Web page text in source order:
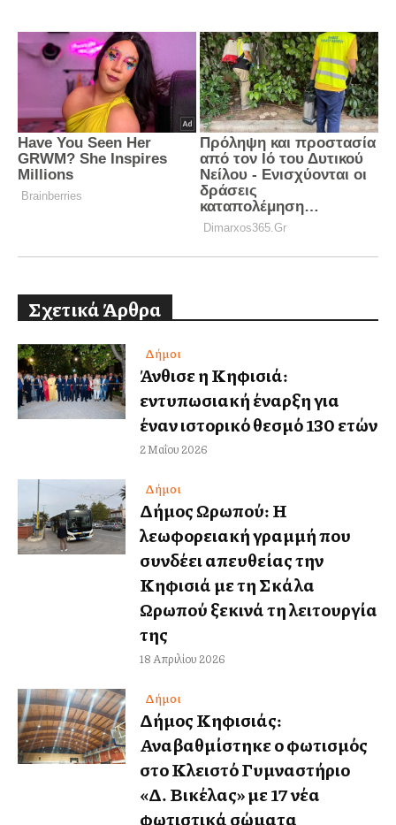
Σχετικά Άρθρα
Δήμοι
Άνθισε η Κηφισιά:
εντυπωσιακή έναρξη για
έναν ιστορικό θεσμό 130 ετών
2 Μαΐου 2026
Δήμοι
Δήμος Ωρωπού: Η
λεωφορειακή γραμμή που
συνδέει απευθείας την
Κηφισιά με τη Σκάλα
Ωρωπού ξεκινά τη λειτουργία
της
18 Απριλίου 2026
Δήμοι
Δήμος Κηφισιάς:
Αναβαθμίστηκε ο φωτισμός
στο Κλειστό Γυμναστήριο
«Δ. Βικέλας» με 17 νέα
φωτιστικά σώματα